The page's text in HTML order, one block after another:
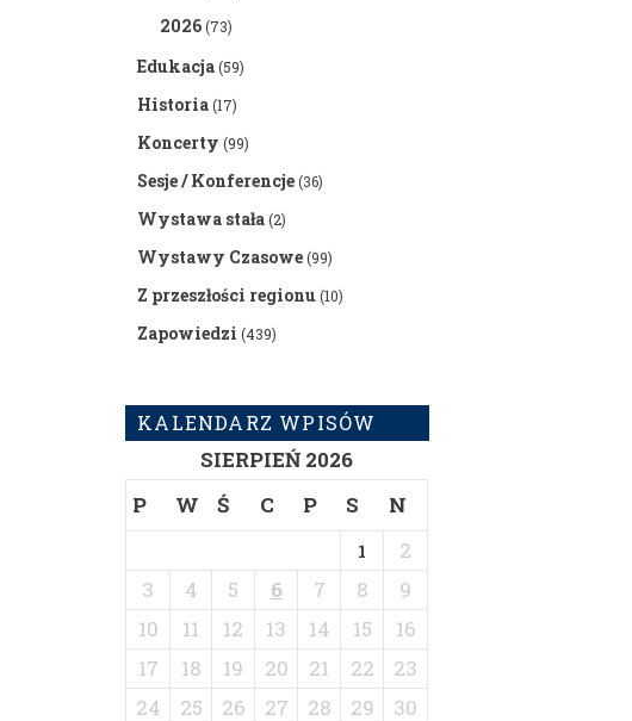
2026(73)
Edukacja(59)
Historia(17)
Koncerty (99)
Sesje / Konferencje(36)
Wystawa stała(2)
Wystawy Czasowe(99)
Z przeszłości regionu(10)
Zapowiedzi (439)
KALENDARZ WPISÓW
SIERPIEŃ 2026
P
W Ś C P S N
1
2
3
4 5 6 7 8
9
10
11 12 13 14 15
16
17
18 19 20 21 22
23
24
25 26 27 28 29
30